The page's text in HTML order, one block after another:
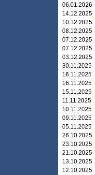
06.01.2026
14.12.2025
10.12.2025
08.12.2025
07.12.2025
07.12.2025
03.12.2025
30.11.2025
16.11.2025
16.11.2025
15.11.2025
11.11.2025
10.11.2025
09.11.2025
05.11.2025
26.10.2025
23.10.2025
21.10.2025
13.10.2025
12.10.2025